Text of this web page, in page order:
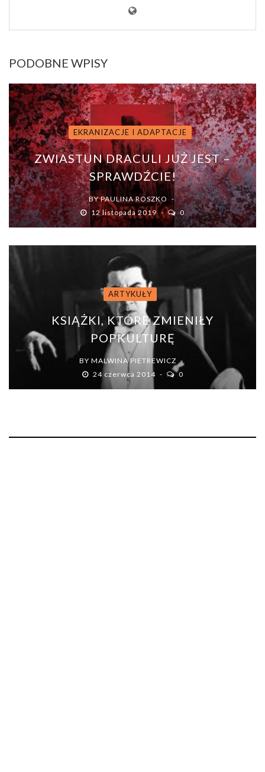
PODOBNE WPISY
EKRANIZACJE I ADAPTACJE
ZWIASTUN DRACULI JUŻ JEST –
SPRAWDŹCIE!
BYPAULINA ROSZKO
12 listopada 2019
0
ARTYKUŁY
KSIĄŻKI, KTÓRE ZMIENIŁY
POPKULTURĘ
BY MALWINA PIETREWICZ
24 czerwca 2014
0